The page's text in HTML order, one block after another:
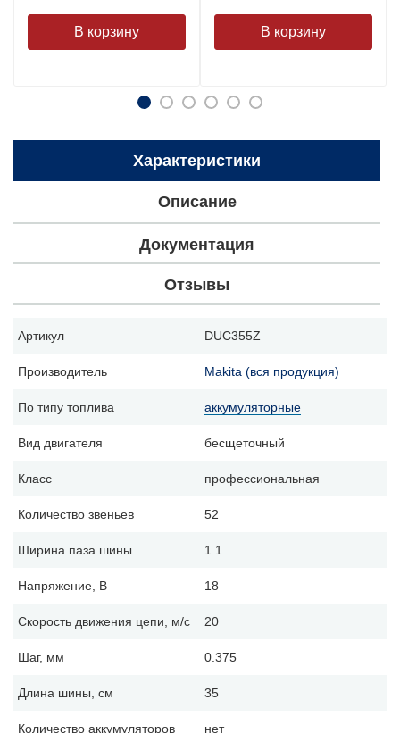
Характеристики
Описание
Документация
Отзывы
Артикул DUC355Z
Производитель Makita (вся продукция)
По типу топлива аккумуляторные
Вид двигателя бесщеточный
Класс профессиональная
Количество звеньев 52
Ширина паза шины 1.1
Напряжение, В 18
Скорость движения цепи, м/с 20
Шаг, мм 0.375
Длина шины, см 35
Количество аккумуляторов нет